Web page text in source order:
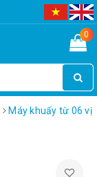
0
Máy khuấy từ 06 vị